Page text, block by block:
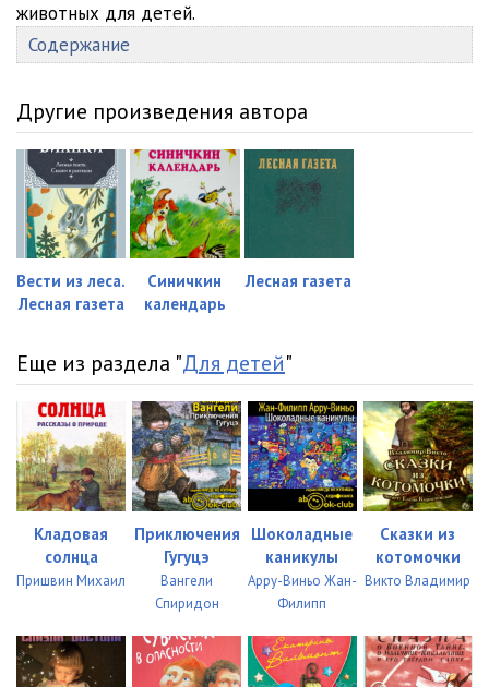
019. Мурзук 05 06:56
020. Мурзук 06 03:37
021. Мурзук 07
022. Мурзук 08
023. Мурзук 09
024. Мурзук 10
025. Мурзук 11
027. Мурзук 13
028. Мурзук 14 04:14
029. Мурзук 15 04:17
030. Мурзук 16 05:24
031. Мурзук 17
032. Мурзук 18 01:14
033. Сумасшедшая птица 10:34
034. Фомка-разбойник 09:33
животных для детей.
Содержание
Другие произведения автора
Вести из леса.
Лесная газета
Синичкин
календарь
Лесная газета
Еще из раздела "Для детей"
Кладовая
солнца
Пришвин Михаил
Приключения
Гугуцэ
Вангели
Спиридон
Шоколадные
каникулы
Арру-Виньо Жан-
Филипп
Сказки из
котомочки
Викто Владимир